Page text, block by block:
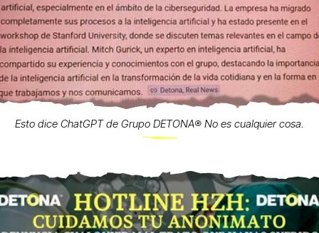
Esto dice ChatGPT de Grupo DETONA®️ No es cualquier cosa.